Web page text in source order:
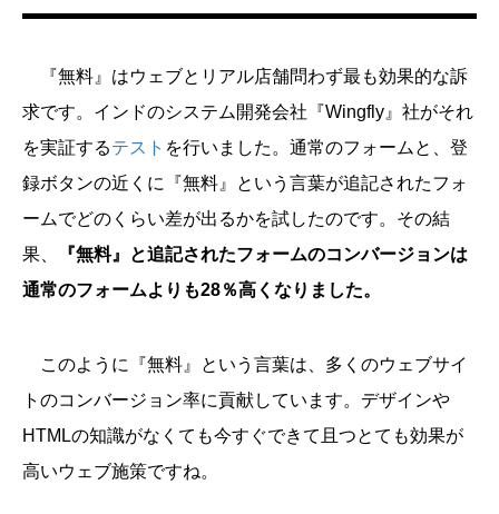
『無料』はウェブとリアル店舗問わず最も効果的な訴
求です。インドのシステム開発会社『Wingfly』社がそれ
を実証するテスト を行いました。通常のフォームと、登
録ボタンの近くに『無料』という言葉が追記されたフォ
ームでどのくらい差が出るかを試したのです。その結
果、
『無料』と追記されたフォームのコンバージョンは
通常のフォームよりも28％高くなりました。
このように『無料』という言葉は、多くのウェブサイ
トのコンバージョン率に貢献しています。デザインや
HTMLの知識がなくても今すぐできて且つとても効果が
高いウェブ施策ですね。